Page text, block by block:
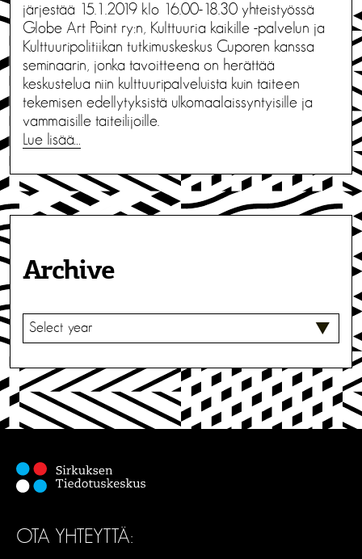
järjestää 15.1.2019 klo 16.00-18.30 yhteistyössä
Globe Art Point ry:n, Kulttuuria kaikille -palvelun ja
Kulttuuripolitiikan tutkimuskeskus Cuporen kanssa
seminaarin, jonka tavoitteena on herättää
keskustelua niin kulttuuripalveluista kuin taiteen
tekemisen edellytyksistä ulkomaalaissyntyisille ja
vammaisille taiteilijoille.
Lue lisää…
Archive
V
I
T
S
E
OTA YHTEYTTÄ: